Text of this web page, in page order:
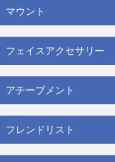
マウント
フェイスアクセサリー
アチーブメント
フレンドリスト